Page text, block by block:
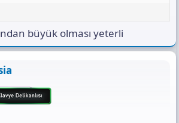
büyük olması yeterli